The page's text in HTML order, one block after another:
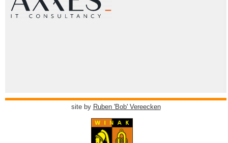
site by Ruben 'Bob' Vereecken